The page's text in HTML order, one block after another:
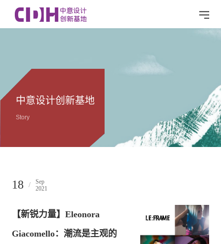
中意设计创新基地
Story
18 /
Sep
2021
【新锐力量】Eleonora
Giacomello：潮流是主观的